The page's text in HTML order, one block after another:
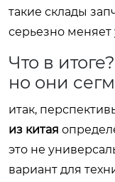
такие склады
серьезно меняет
Что в
но они
итак,
из китая
это не
вариант для